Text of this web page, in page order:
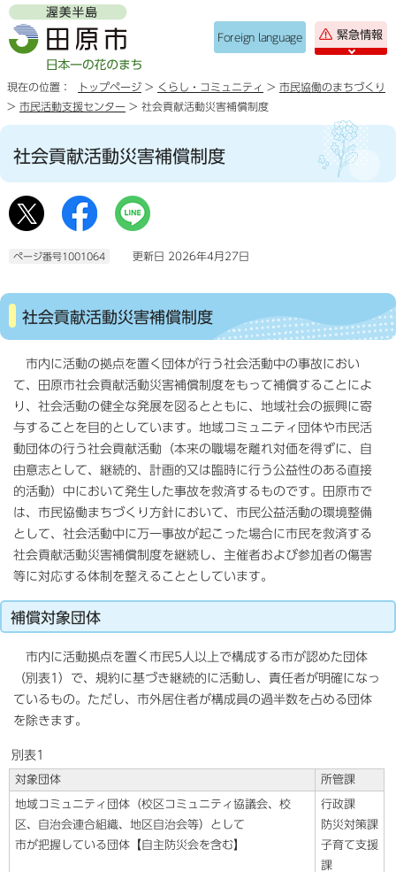
Foreign language 緊急情報
現在の位置： トップページ > くらし・コミュニティ > 市民協働のまちづくり
> 市民活動支援センター > 社会貢献活動災害補償制度
社会貢献活動災害補償制度
ページ番号1001064 更新日 2026年4月27日
社会貢献活動災害補償制度
市内に活動の拠点を置く団体が行う社会活動中の事故におい
て、田原市社会貢献活動災害補償制度をもって補償することによ
り、社会活動の健全な発展を図るとともに、地域社会の振興に寄
与することを目的としています。地域コミュニティ団体や市民活
動団体の行う社会貢献活動（本来の職場を離れ対価を得ずに、自
由意志として、継続的、計画的又は臨時に行う公益性のある直接
的活動）中において発生した事故を救済するものです。田原市で
は、市民協働まちづくり方針において、市民公益活動の環境整備
として、社会活動中に万一事故が起こった場合に市民を救済する
社会貢献活動災害補償制度を継続し、主催者および参加者の傷害
等に対応する体制を整えることとしています。
補償対象団体
市内に活動拠点を置く市民5人以上で構成する市が認めた団体
（別表1）で、規約に基づき継続的に活動し、責任者が明確になっ
ているもの。ただし、市外居住者が構成員の過半数を占める団体
を除きます。
別表1
対象団体 所管課
地域コミュニティ団体（校区コミュニティ協議会、校
区、自治会連合組織、地区自治会等）として
市が把握している団体【自主防災会を含む】
行政課
防災対策課
子育て支援
課